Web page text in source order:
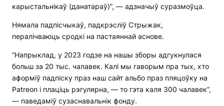
карыстальнікаў (данатараў)”, — адзначыў суразмоўца.
Нямала падпісчыкаў, падкрэсліў Стрыжак,
пералічваюць сродкі на пастаяннай аснове.
“Напрыклад, у 2023 годзе на нашы зборы адгукнулася
больш за 20 тыс. чалавек. Калі мы гаворым пра тых, хто
аформіў падпіску праз наш сайт альбо праз пляцоўку на
Patreon і плаціць рэгулярна, — то гэта каля 300 чалавек”,
— паведаміў сузаснавальнік фонду.